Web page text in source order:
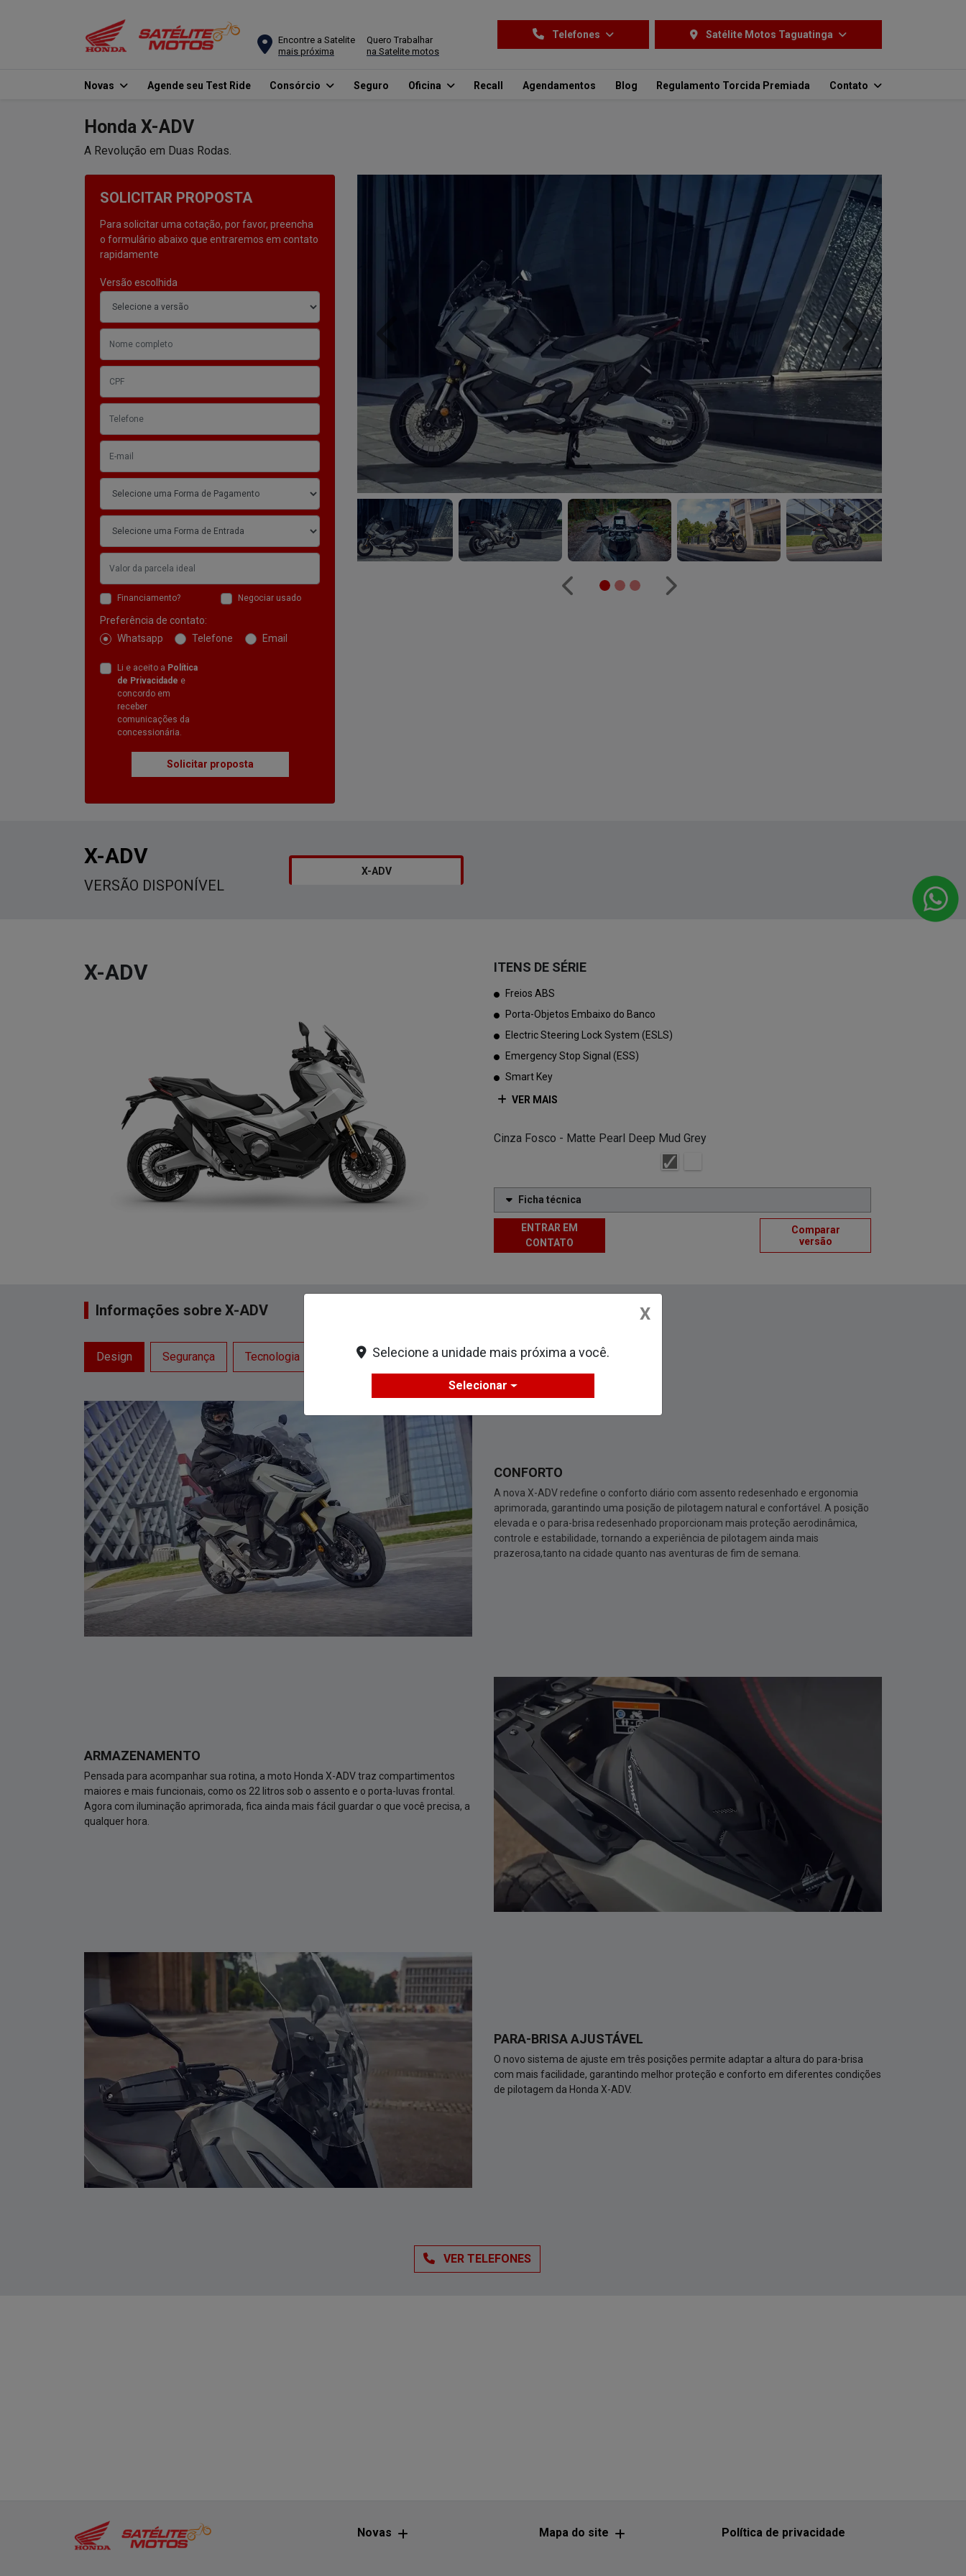
Encontre a Satelite
mais próxima
Quero Trabalhar
na Satelite motos
Telefones Satélite Motos Taguatinga
Novas Agende seu Test Ride Consórcio Seguro Oficina Recall Agendamentos Blog Regulamento Torcida Premiada Contato
Honda X-ADV
A Revolução em Duas Rodas.
SOLICITAR PROPOSTA
Para solicitar uma cotação, por favor, preencha
o formulário abaixo que entraremos em contato
rapidamente
Versão escolhida
Financiamento? Negociar usado
Preferência de contato:
Whatsapp
Telefone Email
Li e aceito a Política
de Privacidade e
concordo em
receber
comunicações da
concessionária.
Solicitar proposta
Próximo
Anterior Próximo
X-ADV
VERSÃO DISPONÍVEL
X-ADV
X-ADV ITENS DE SÉRIE
Freios ABS
Porta-Objetos Embaixo do Banco
Electric Steering Lock System (ESLS)
Emergency Stop Signal (ESS)
Smart Key
VER MAIS
Cinza Fosco - Matte Pearl Deep Mud Grey
Ficha técnica
ENTRAR EM
CONTATO
Comparar
versão
Informações sobre X-ADV
Design Segurança Tecnologia Mecânica
CONFORTO
A nova X-ADV redefine o conforto diário com assento redesenhado e ergonomia
aprimorada, garantindo uma posição de pilotagem natural e confortável. A posição
elevada e o para-brisa redesenhado proporcionam mais proteção aerodinâmica,
controle e estabilidade, tornando a experiência de pilotagem ainda mais
prazerosa,tanto na cidade quanto nas aventuras de fim de semana.
ARMAZENAMENTO
Pensada para acompanhar sua rotina, a moto Honda X-ADV traz compartimentos
maiores e mais funcionais, como os 22 litros sob o assento e o porta-luvas frontal.
Agora com iluminação aprimorada, fica ainda mais fácil guardar o que você precisa, a
qualquer hora.
PARA-BRISA AJUSTÁVEL
O novo sistema de ajuste em três posições permite adaptar a altura do para-brisa
com mais facilidade, garantindo melhor proteção e conforto em diferentes condições
de pilotagem da Honda X-ADV.
VER TELEFONES
Novas Mapa do site Política de privacidade
X
Selecione a unidade mais próxima a você.
Selecionar